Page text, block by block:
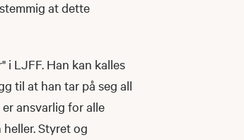
at dette
i LJFF. Han kan kalles
til at han tar på seg all
ansvarlig for alle
Styret og